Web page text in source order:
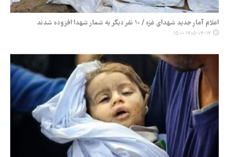
اعلام آمار جدید شهدای غزه / ۱۰ نفر دیگر به شمار شهدا افزوده شدند
۱۴۰۵-۰۳-۱۷ ۱۵:۰۱